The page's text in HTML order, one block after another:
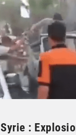
Syrie :